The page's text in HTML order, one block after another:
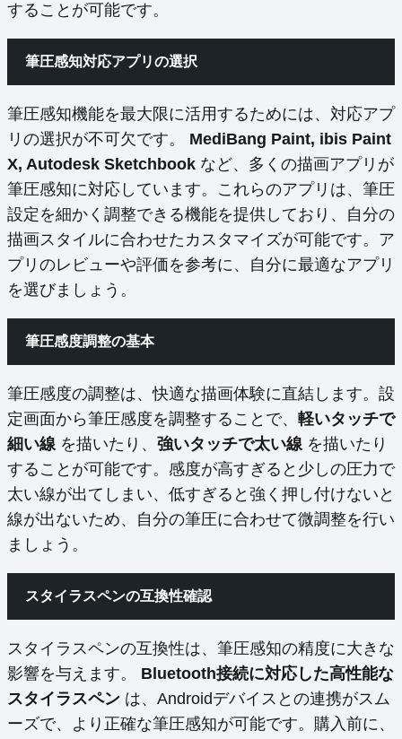
することが可能です。
筆圧感知対応アプリの選択
筆圧感知機能を最大限に活用するためには、対応アプ
リの選択が不可欠です。 MediBang Paint, ibis Paint
X, Autodesk Sketchbook など、多くの描画アプリが
筆圧感知に対応しています。これらのアプリは、筆圧
設定を細かく調整できる機能を提供しており、自分の
描画スタイルに合わせたカスタマイズが可能です。ア
プリのレビューや評価を参考に、自分に最適なアプリ
を選びましょう。
筆圧感度調整の基本
筆圧感度の調整は、快適な描画体験に直結します。設
定画面から筆圧感度を調整することで、 軽いタッチで
細い線を描いたり、 強いタッチで太い線を描いたり
することが可能です。感度が高すぎると少しの圧力で
太い線が出てしまい、低すぎると強く押し付けないと
線が出ないため、自分の筆圧に合わせて微調整を行い
ましょう。
スタイラスペンの互換性確認
スタイラスペンの互換性は、筆圧感知の精度に大きな
影響を与えます。 Bluetooth接続に対応した高性能な
スタイラスペン は、Androidデバイスとの連携がスム
ーズで、より正確な筆圧感知が可能です。購入前に、